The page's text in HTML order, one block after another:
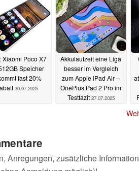
Xiaomi Poco X7
Speicher
fast 20%
30.07.2025
Akkulaufzeit eine Liga
besser im Vergleich
zum Apple iPad Air –
OnePlus Pad 2 Pro im
Testfazit 27.07.2025
Anregungen, zusätzliche